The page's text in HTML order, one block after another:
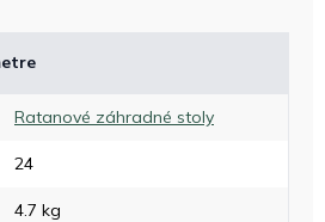
Ratanové záhradné stoly
24
4.7 kg